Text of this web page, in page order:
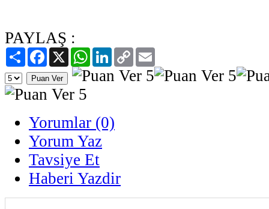
PAYLAŞ :
PaylaşFacebook
X WhatsAppLinkedIn
Copy
Link
Yorumlar (0)
Yorum Yaz
Tavsiye Et
Haberi Yazdir